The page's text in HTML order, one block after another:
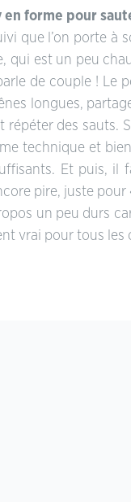
forme pour
que l’on porte à
qui est un peu
de couple ! Le
longues,
des sauts.
technique et
Et puis, il
pire, juste pour
un peu durs
vrai pour tous les